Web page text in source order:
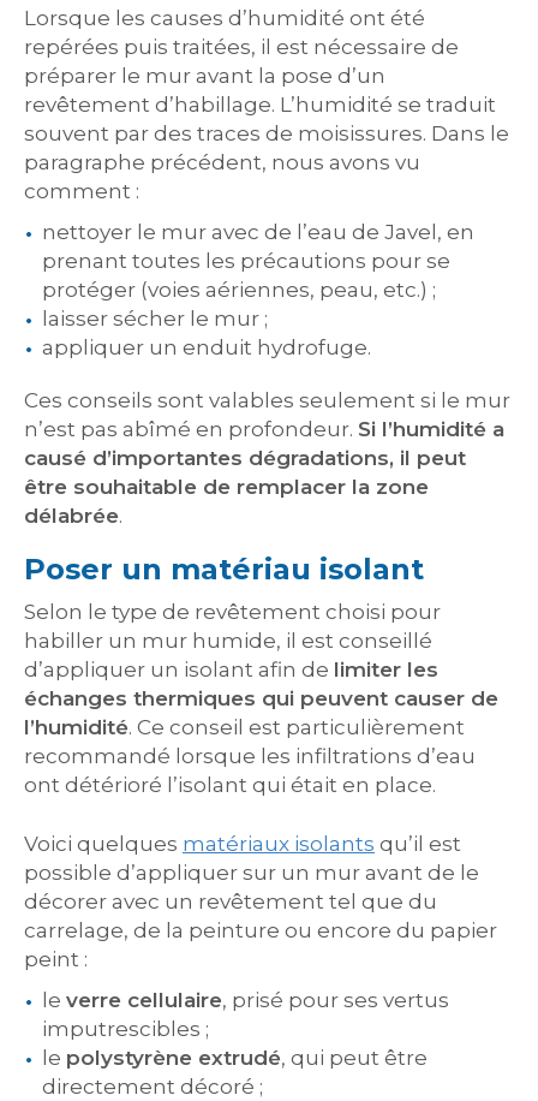
Lorsque les causes d’humidité ont été
repérées puis traitées, il est nécessaire de
préparer le mur avant la pose d’un
revêtement d’habillage. L’humidité se traduit
souvent par des traces de moisissures. Dans le
paragraphe précédent, nous avons vu
comment :
nettoyer le mur avec de l’eau de Javel, en
prenant toutes les précautions pour se
protéger (voies aériennes, peau, etc.) ;
laisser sécher le mur ;
appliquer un enduit hydrofuge.
Ces conseils sont valables seulement si le mur
n’est pas abîmé en profondeur. Si l’humidité a
causé d’importantes dégradations, il peut
être souhaitable de remplacer la zone
délabrée.
Poser un matériau isolant
Selon le type de revêtement choisi pour
habiller un mur humide, il est conseillé
d’appliquer un isolant afin de limiter les
échanges thermiques qui peuvent causer de
l’humidité. Ce conseil est particulièrement
recommandé lorsque les infiltrations d’eau
ont détérioré l’isolant qui était en place.
Voici quelques matériaux isolants qu’il est
possible d’appliquer sur un mur avant de le
décorer avec un revêtement tel que du
carrelage, de la peinture ou encore du papier
peint :
le verre cellulaire, prisé pour ses vertus
imputrescibles ;
le polystyrène extrudé, qui peut être
directement décoré ;